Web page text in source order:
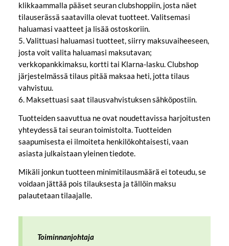
klikkaammalla pääset seuran clubshoppiin, josta näet
tilauserässä saatavilla olevat tuotteet. Valitsemasi
haluamasi vaatteet ja lisää ostoskoriin.
5. Valittuasi haluamasi tuotteet, siirry maksuvaiheeseen,
josta voit valita haluamasi maksutavan;
verkkopankkimaksu, kortti tai Klarna-lasku. Clubshop
järjestelmässä tilaus pitää maksaa heti, jotta tilaus
vahvistuu.
6. Maksettuasi saat tilausvahvistuksen sähköpostiin.
Tuotteiden saavuttua ne ovat noudettavissa harjoitusten
yhteydessä tai seuran toimistolta. Tuotteiden
saapumisesta ei ilmoiteta henkilökohtaisesti, vaan
asiasta julkaistaan yleinen tiedote.
Mikäli jonkun tuotteen minimitilausmäärä ei toteudu, se
voidaan jättää pois tilauksesta ja tällöin maksu
palautetaan tilaajalle.
Toiminnanjohtaja